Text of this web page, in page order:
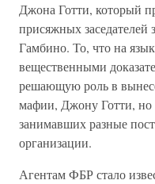
Джона Готти, который
присяжных заседателей
Гамбино. То, что на
вещественными
решающую роль в
мафии, Джону Готти, но
занимавших разные
организации.
Агентам ФБР стало